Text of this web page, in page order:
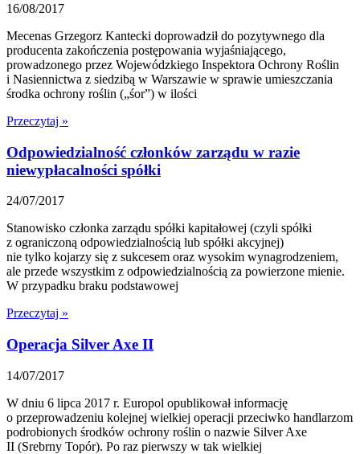
16/08/2017
Mecenas Grzegorz Kantecki doprowadził do pozytywnego dla
producenta zakończenia postępowania wyjaśniającego,
prowadzonego przez Wojewódzkiego Inspektora Ochrony Roślin
i Nasiennictwa z siedzibą w Warszawie w sprawie umieszczania
środka ochrony roślin („śor”) w ilości
Przeczytaj »
Odpowiedzialność członków zarządu w razie
niewypłacalności spółki
24/07/2017
Stanowisko członka zarządu spółki kapitałowej (czyli spółki
z ograniczoną odpowiedzialnością lub spółki akcyjnej)
nie tylko kojarzy się z sukcesem oraz wysokim wynagrodzeniem,
ale przede wszystkim z odpowiedzialnością za powierzone mienie.
W przypadku braku podstawowej
Przeczytaj »
Operacja Silver Axe II
14/07/2017
W dniu 6 lipca 2017 r. Europol opublikował informację
o przeprowadzeniu kolejnej wielkiej operacji przeciwko handlarzom
podrobionych środków ochrony roślin o nazwie Silver Axe
II (Srebrny Topór). Po raz pierwszy w tak wielkiej